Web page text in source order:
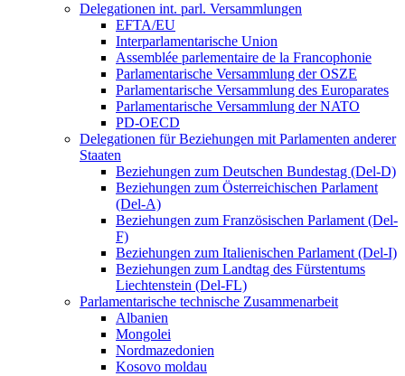
Delegationen int. parl. Versammlungen
EFTA/EU
Interparlamentarische Union
Assemblée parlementaire de la Francophonie
Parlamentarische Versammlung der OSZE
Parlamentarische Versammlung des Europarates
Parlamentarische Versammlung der NATO
PD-OECD
Delegationen für Beziehungen mit Parlamenten anderer
Staaten
Beziehungen zum Deutschen Bundestag (Del-D)
Beziehungen zum Österreichischen Parlament
(Del-A)
Beziehungen zum Französischen Parlament (Del-
F)
Beziehungen zum Italienischen Parlament (Del-I)
Beziehungen zum Landtag des Fürstentums
Liechtenstein (Del-FL)
Parlamentarische technische Zusammenarbeit
Albanien
Mongolei
Nordmazedonien
Kosovo moldau